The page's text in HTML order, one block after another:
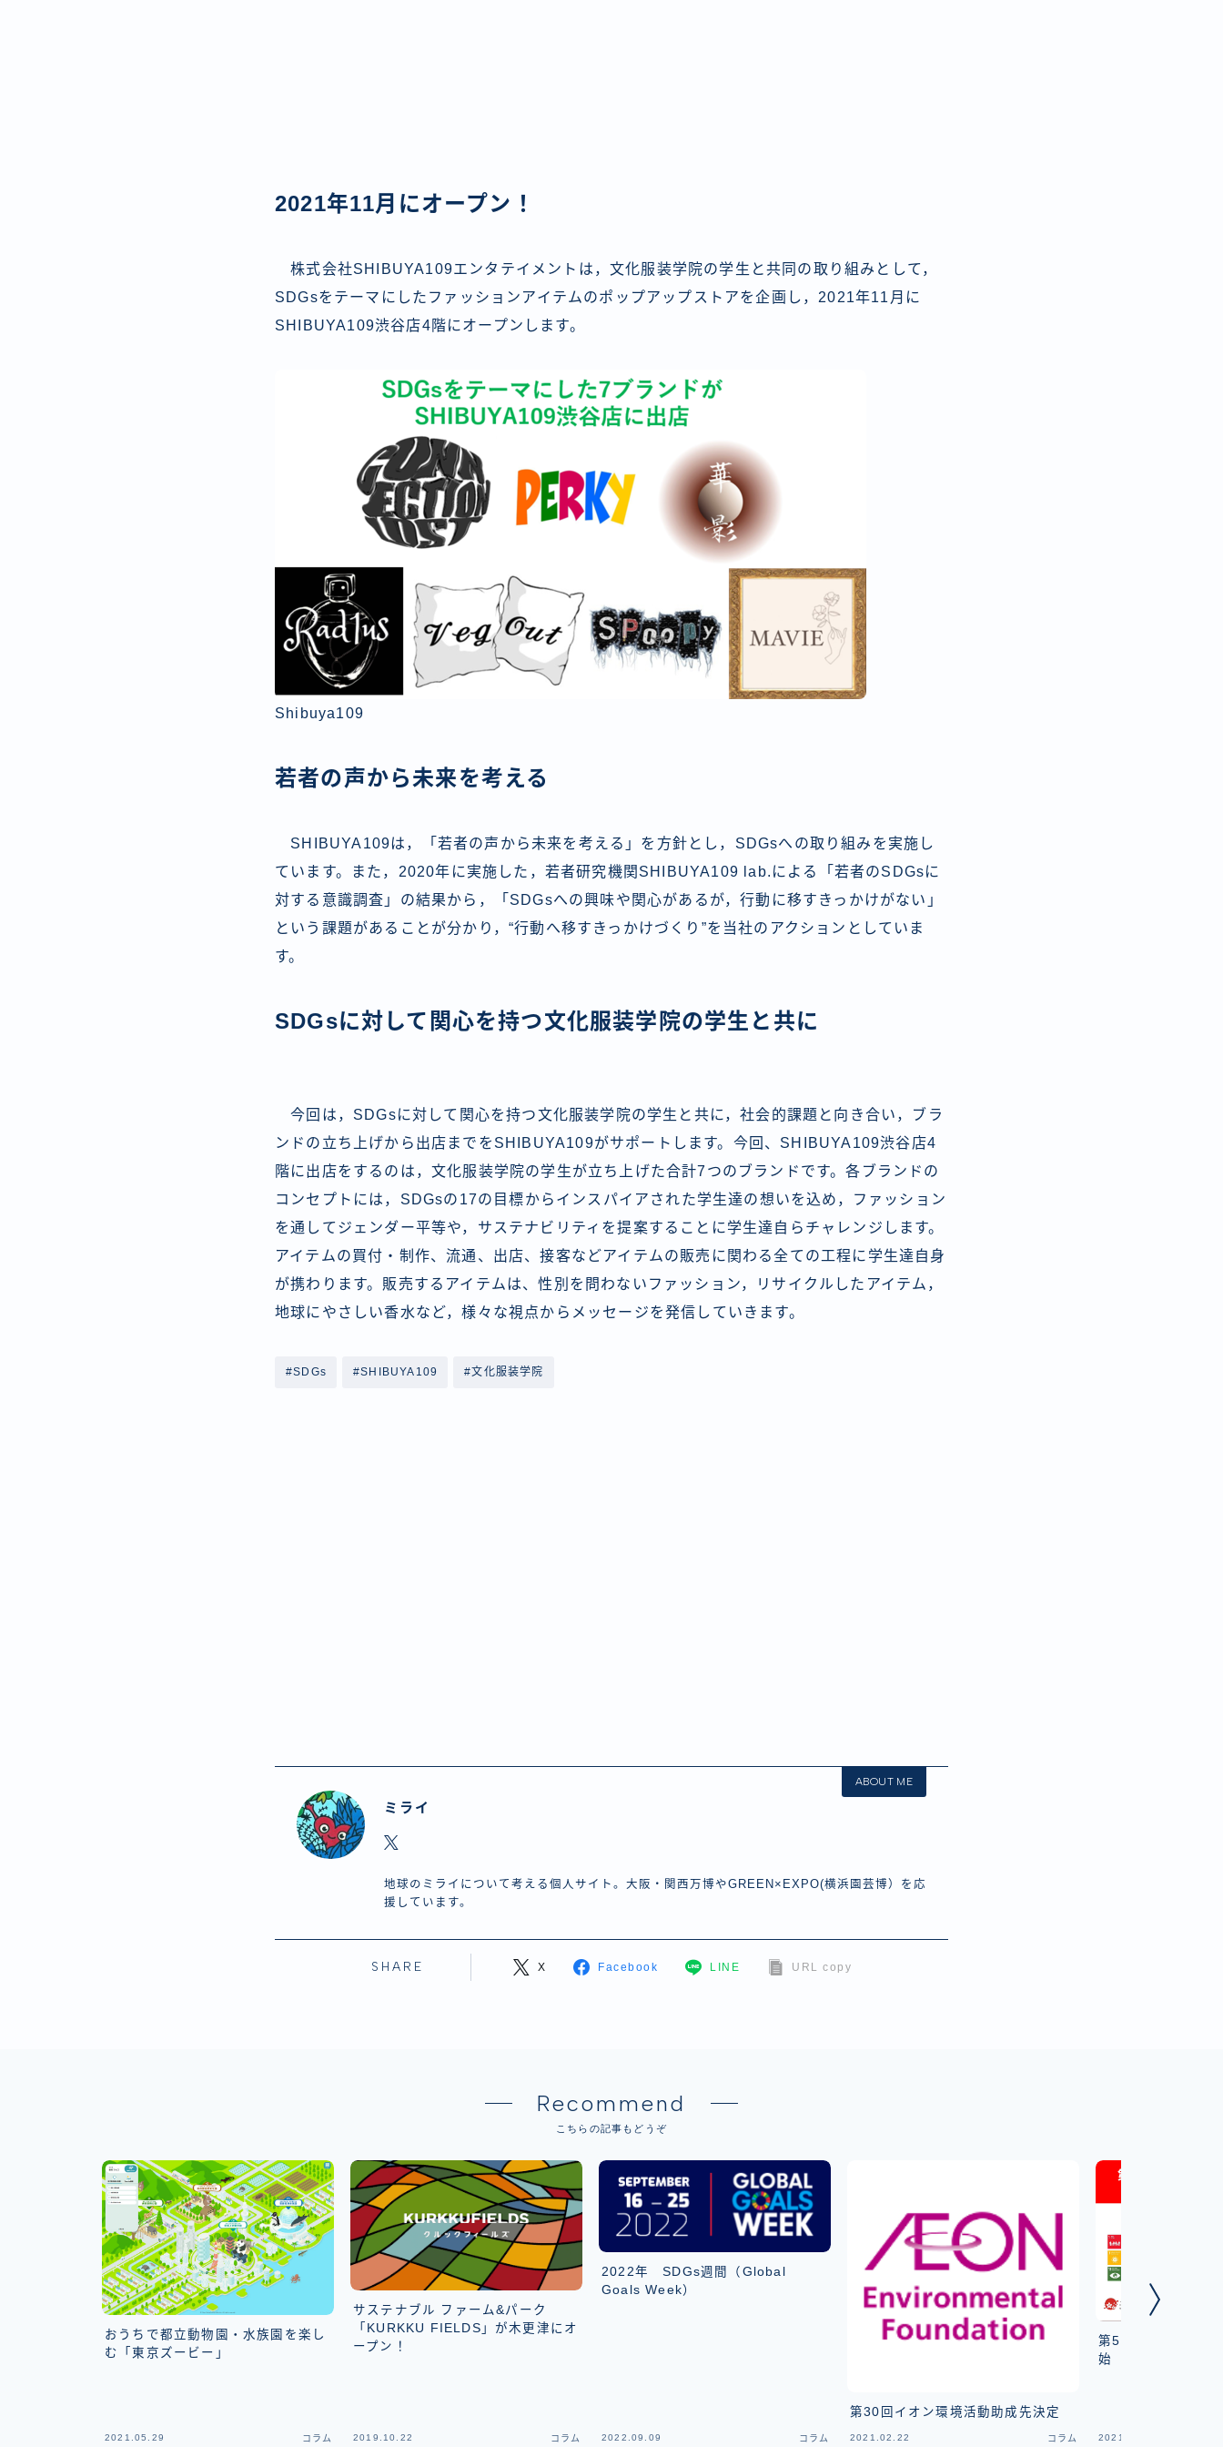
2021年11月にオープン！
株式会社SHIBUYA109エンタテイメントは，文化服装学院の学生と共同の取り組みとして，
SDGsをテーマにしたファッションアイテムのポップアップストアを企画し，2021年11月に
SHIBUYA109渋谷店4階にオープンします。
Shibuya109
若者の声から未来を考える
SHIBUYA109は，「若者の声から未来を考える」を方針とし，SDGsへの取り組みを実施し
ています。また，2020年に実施した，若者研究機関SHIBUYA109 lab.による「若者のSDGsに
対する意識調査」の結果から，「SDGsへの興味や関心があるが，行動に移すきっかけがない」
という課題があることが分かり，“行動へ移すきっかけづくり”を当社のアクションとしていま
す。
SDGsに対して関心を持つ文化服装学院の学生と共に
今回は，SDGsに対して関心を持つ文化服装学院の学生と共に，社会的課題と向き合い，ブラ
ンドの立ち上げから出店までをSHIBUYA109がサポートします。今回、SHIBUYA109渋谷店4
階に出店をするのは，文化服装学院の学生が立ち上げた合計7つのブランドです。各ブランドの
コンセプトには，SDGsの17の目標からインスパイアされた学生達の想いを込め，ファッション
を通してジェンダー平等や，サステナビリティを提案することに学生達自らチャレンジします。
アイテムの買付・制作、流通、出店、接客などアイテムの販売に関わる全ての工程に学生達自身
が携わります。販売するアイテムは、性別を問わないファッション，リサイクルしたアイテム，
地球にやさしい香水など，様々な視点からメッセージを発信していきます。
#SDGs #SHIBUYA109 #文化服装学院
ABOUT ME
ミライ
地球のミライについて考える個人サイト。大阪・関西万博やGREEN×EXPO(横浜園芸博）を応
援しています。
SHARE X Facebook LINE URL copy
Recommend
こちらの記事もどうぞ
おうちで都立動物園・水族園を楽し
む「東京ズービー」
2021.05.29 コラム
サステナブル ファーム&パーク
「KURKKU FIELDS」が木更津にオ
ープン！
2019.10.22 コラム
2022年 SDGs週間（Global
Goals Week）
2022.09.09 コラム
第30回イオン環境活動助成先決定
2021.02.22 コラム
第5回ジャパン
始
2021.08.11